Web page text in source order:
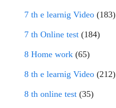
7 th e learnig Video (183)
7 th Online test (184)
8 Home work (65)
8 th e learnig Video (212)
8 th online test (35)